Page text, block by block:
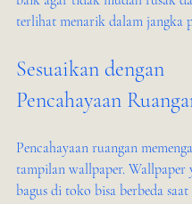
terlihat menarik dalam jangka
Sesuaikan dengan
Pencahayaan
Pencahayaan ruangan
tampilan wallpaper. Wallpaper
bagus di toko bisa berbeda